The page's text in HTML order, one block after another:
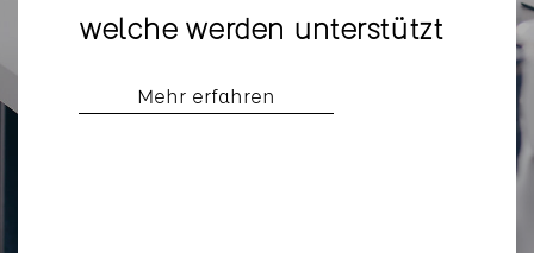
welche werden unterstützt
Mehr erfahren